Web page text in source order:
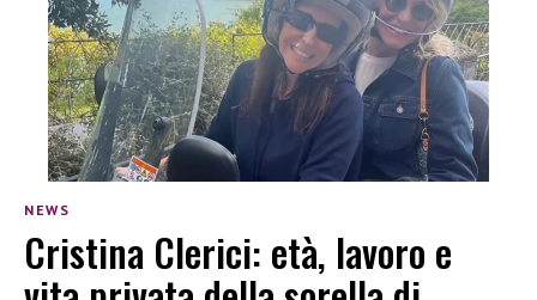
NEWS
Cristina Clerici: età, lavoro e